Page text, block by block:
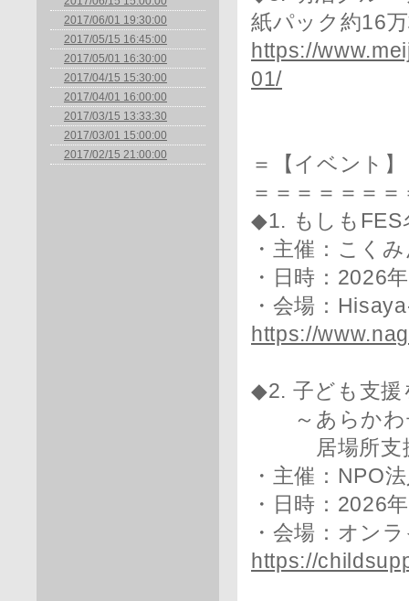
2017/06/01 19:30:00
2017/05/15 16:45:00
2017/05/01 16:30:00
2017/04/15 15:30:00
2017/04/01 16:00:00
2017/03/15 13:33:30
2017/03/01 15:00:00
2017/02/15 21:00:00
紙パック約16
https://
01/
＝【イベント
＝＝＝＝＝＝＝
◆1. もしもFES
・主催：こく
・日時：2026
・会場：
https://
◆2. 子ども支援
～あらかわ
居場所支援
・主催：NPO
・日時：2026
・会場：オン
https://